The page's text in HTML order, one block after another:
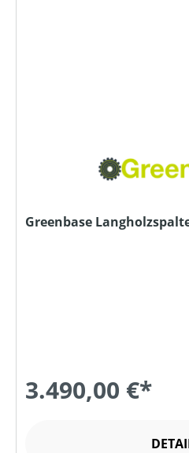
Greenbase
3.490,00 €*